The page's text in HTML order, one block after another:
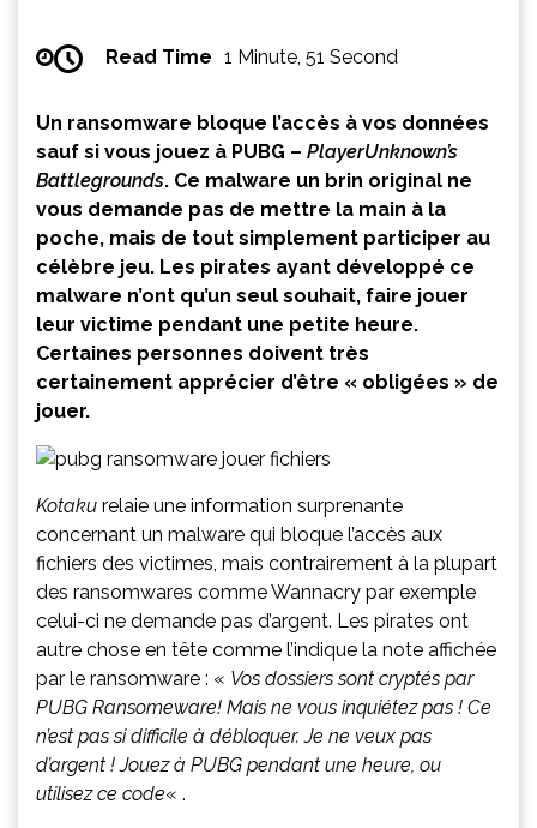
Read Time 1 Minute, 51 Second
Un ransomware bloque l’accès à vos données
sauf si vous jouez à PUBG – PlayerUnknown’s
Battlegrounds. Ce malware un brin original ne
vous demande pas de mettre la main à la
poche, mais de tout simplement participer au
célèbre jeu. Les pirates ayant développé ce
malware n’ont qu’un seul souhait, faire jouer
leur victime pendant une petite heure.
Certaines personnes doivent très
certainement apprécier d’être « obligées » de
jouer.
Kotaku relaie une information surprenante
concernant un malware qui bloque l’accès aux
fichiers des victimes, mais contrairement à la plupart
des ransomwares comme Wannacry par exemple
celui-ci ne demande pas d’argent. Les pirates ont
autre chose en tête comme l’indique la note affichée
par le ransomware : « Vos dossiers sont cryptés par
PUBG Ransomeware! Mais ne vous inquiétez pas ! Ce
n’est pas si difficile à débloquer. Je ne veux pas
d’argent ! Jouez à PUBG pendant une heure, ou
utilisez ce code« .